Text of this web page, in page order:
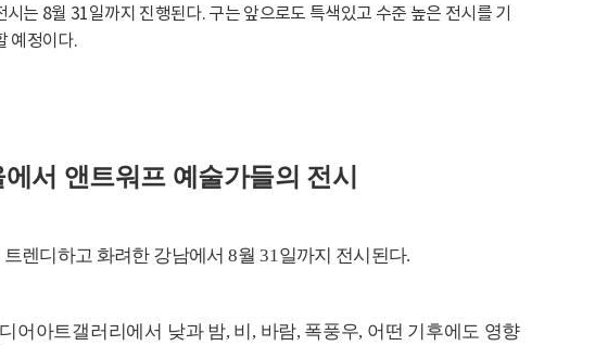
는 8월 31일까지 진행된다. 구는 앞으로도 특색있고 수준 높은 전시를 기
예정이다.
서 앤트워프 예술가들의 전시
트렌디하고 화려한 강남에서 8월 31일까지 전시된다.
어아트갤러리에서 낮과 밤, 비 , 바람, 폭풍우, 어떤 기후에도 영향